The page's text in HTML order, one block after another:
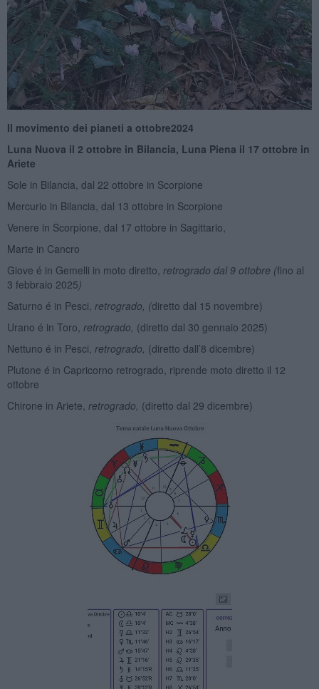
Il movimento dei pianeti a ottobre2024
Luna Nuova il 2 ottobre in Bilancia, Luna Piena il 17 ottobre in
Ariete
Sole in Bilancia, dal 22 ottobre in Scorpione
Mercurio in Bilancia, dal 13 ottobre in Scorpione
Venere in Scorpione, dal 17 ottobre in Sagittario,
Marte in Cancro
Giove é in Gemelli in moto diretto, retrogrado dal 9 ottobre (fino al
3 febbraio 2025)
Saturno é in Pesci, retrogrado, (diretto dal 15 novembre)
Urano é in Toro, retrogrado, (diretto dal 30 gennaio 2025)
Nettuno é in Pesci, retrogrado, (diretto dall’8 dicembre)
Plutone é in Capricorno retrogrado, riprende moto diretto il 12
ottobre
Chirone in Ariete, retrogrado, (diretto dal 29 dicembre)